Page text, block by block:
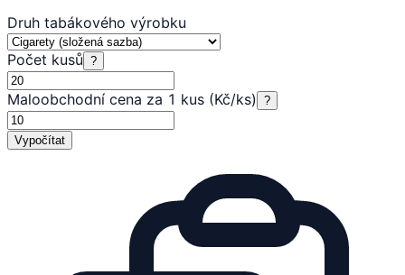
Druh tabákového výrobku
Počet kusů ?
Maloobchodní cena za 1 kus (Kč/ks) ?
Vypočítat